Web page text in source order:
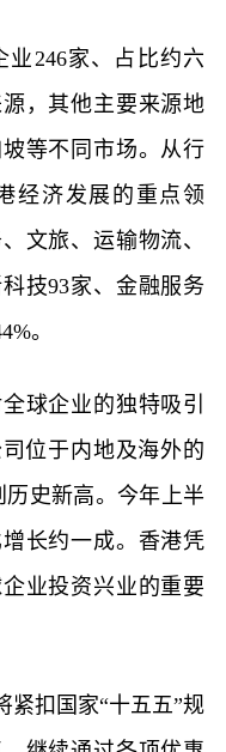
246家、占比约六
，其他主要来源地
等不同市场。从行
经济发展的重点领
文旅、运输物流、
技93家、金融服务
。
企业的独特吸引
位于内地及海外的
历史新高。今年上半
长约一成。香港凭
业投资兴业的重要
扣国家“十五五”规